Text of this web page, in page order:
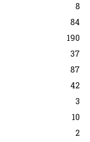
8
84
190
37
87
42
3
10
2